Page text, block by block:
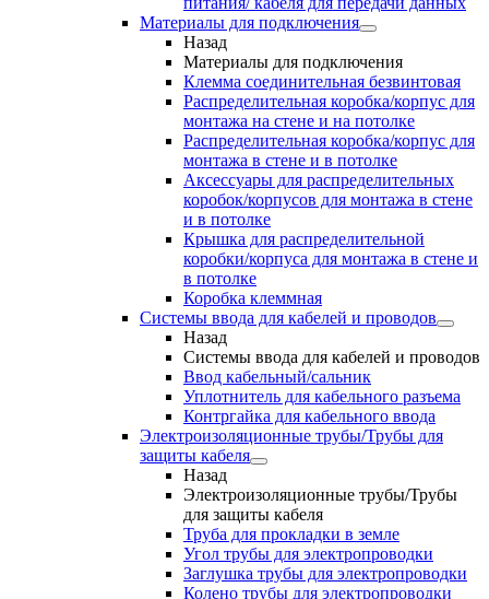
Материалы для подключения
Назад
Материалы для подключения
Клемма соединительная безвинтовая
Распределительная коробка/корпус для
монтажа на стене и на потолке
Распределительная коробка/корпус для
монтажа в стене и в потолке
Аксессуары для распределительных
коробок/корпусов для монтажа в стене
и в потолке
Крышка для распределительной
коробки/корпуса для монтажа в стене и
в потолке
Коробка клеммная
Системы ввода для кабелей и проводов
Назад
Системы ввода для кабелей и проводов
Ввод кабельный/сальник
Уплотнитель для кабельного разъема
Контргайка для кабельного ввода
Электроизоляционные трубы/Трубы для
защиты кабеля
Назад
Электроизоляционные трубы/Трубы
для защиты кабеля
Труба для прокладки в земле
Угол трубы для электропроводки
Заглушка трубы для электропроводки
Колено трубы для электропроводки